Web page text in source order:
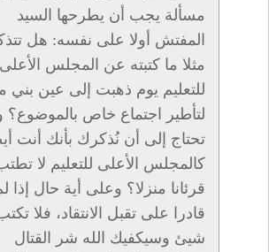
مسألة يجب أن يطرحها السيد
المفتش أولا على نفسه: هل
مثلا ما كتبته عن المجلس الأعلى
للتعليم يوم ذهبت إلى عين بني
لتأطير اجتماع خاص
تحتاج إلى أن نُذكرك بأنك أنت
كالمجلس الأعلى للتعليم لا
قرئانا منزلا؟ وعلى أية حال إذا
قادرا على تقبل الانتقاد، فلا
شيئ وسيكفيك الله شر القتال